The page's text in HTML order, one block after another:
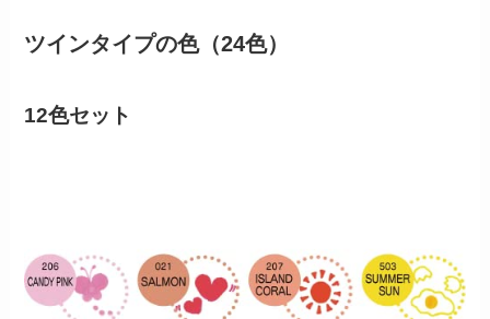
ツインタイプの色（24色）
12色セット